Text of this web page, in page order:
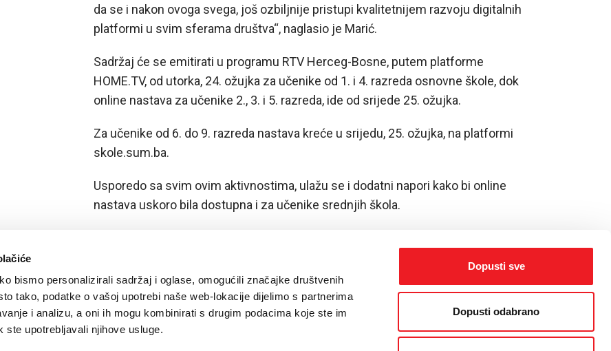
bismo personalizirali sadržaj i oglase, omogućili značajke društvenih
tako, podatke o vašoj upotrebi naše web-lokacije dijelimo s partnerima
i analizu, a oni ih mogu kombinirati s drugim podacima koje ste im
ste upotrebljavali njihove usluge.
Dopusti sve
Dopusti odabrano
da se i nakon ovoga svega, još ozbiljnije pristupi kvalitetnijem razvoju digitalnih
platformi u svim sferama društva“, naglasio je Marić.
Sadržaj će se emitirati u programu RTV Herceg-Bosne, putem platforme
HOME.TV, od utorka, 24. ožujka za učenike od 1. i 4. razreda osnovne škole, dok
online nastava za učenike 2., 3. i 5. razreda, ide od srijede 25. ožujka.
Za učenike od 6. do 9. razreda nastava kreće u srijedu, 25. ožujka, na platformi
skole.sum.ba.
Usporedo sa svim ovim aktivnostima, ulažu se i dodatni napori kako bi online
nastava uskoro bila dostupna i za učenike srednjih škola.